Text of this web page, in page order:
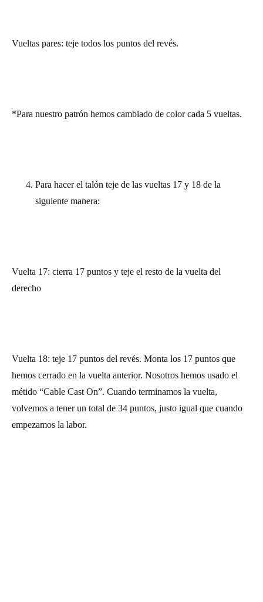
Vueltas pares: teje todos los puntos del revés.
*Para nuestro patrón hemos cambiado de color cada 5 vueltas.
Para hacer el talón teje de las vueltas 17 y 18 de la
siguiente manera:
Vuelta 17: cierra 17 puntos y teje el resto de la vuelta del
derecho
Vuelta 18: teje 17 puntos del revés. Monta los 17 puntos que
hemos cerrado en la vuelta anterior. Nosotros hemos usado el
métido “Cable Cast On”. Cuando terminamos la vuelta,
volvemos a tener un total de 34 puntos, justo igual que cuando
empezamos la labor.